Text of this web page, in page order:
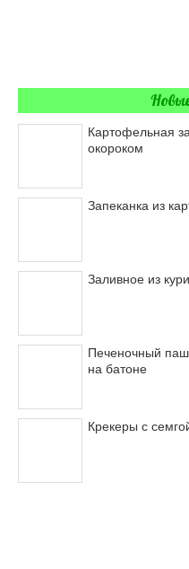
Картофельная
окороком
Запеканка из
Заливное из
Печеночный
на батоне
Крекеры с